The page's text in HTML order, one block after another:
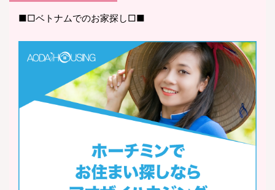
■□ベトナムでのお家探し□■